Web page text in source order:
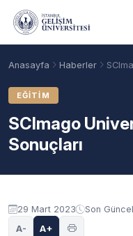
Ana içeriğe geç
Anasayfa Haberler
EĞITIM
SCImago
Sonuçları
29 Mart 2023 Son
A- A+